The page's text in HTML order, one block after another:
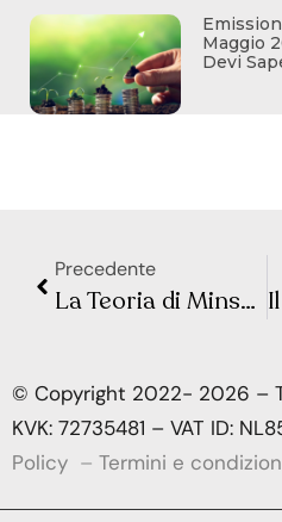
Maggio
Devi
Precedente
La Teoria di Minsky e le 3 Fasi dei Mercati Finanziari
© Copyright 2022- 2026 –
KVK: 72735481 – VAT ID:
Policy – Termini e